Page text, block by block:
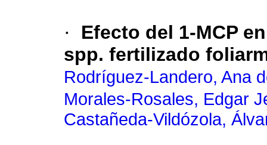
·
Efecto del 1-MCP
spp. fertilizado
Rodríguez-Landero, Ana
Morales-Rosales, Edgar
Castañeda-Vildózola,